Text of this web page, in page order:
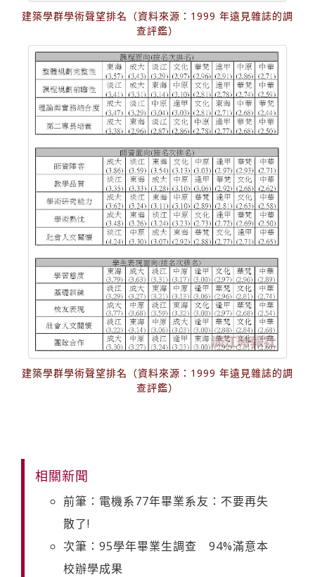
建築學群學術聲望排名（資料來源：1999 年遠見雜誌的調
查評鑑）
建築學群學術聲望排名（資料來源：1999 年遠見雜誌的調
查評鑑）
相關新聞
前筆：電機系77年畢業系友：不要再失
散了!
次筆：95學年畢業生調查 94%滿意本
校辦學成果